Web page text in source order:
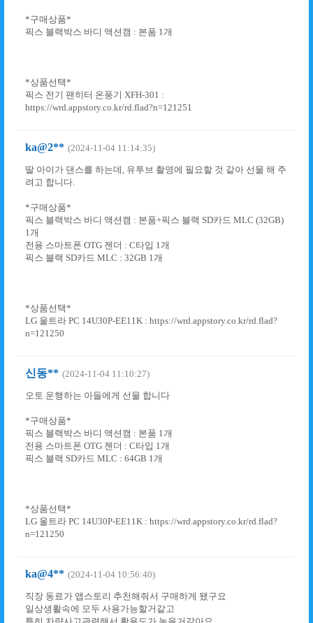
*구매상품*
픽스 블랙박스 바디 액션캠 : 본품 1개
*상품선택*
픽스 전기 팬히터 온풍기 XFH-301 :
https://wrd.appstory.co.kr/rd.flad?n=121251
ka@2** (2024-11-04 11:14:35)
딸 아이가 댄스를 하는데, 유투브 촬영에 필요할 것 같아 선물 해 주
려고 합니다.
*구매상품*
픽스 블랙박스 바디 액션캠 : 본품+픽스 블랙 SD카드 MLC (32GB)
1개
전용 스마트폰 OTG 젠더 : C타입 1개
픽스 블랙 SD카드 MLC : 32GB 1개
*상품선택*
LG 울트라 PC 14U30P-EE11K : https://wrd.appstory.co.kr/rd.flad?
n=121250
신동** (2024-11-04 11:10:27)
오토 운행하는 아들에게 선물 합니다
*구매상품*
픽스 블랙박스 바디 액션캠 : 본품 1개
전용 스마트폰 OTG 젠더 : C타입 1개
픽스 블랙 SD카드 MLC : 64GB 1개
*상품선택*
LG 울트라 PC 14U30P-EE11K : https://wrd.appstory.co.kr/rd.flad?
n=121250
ka@4** (2024-11-04 10:56:40)
직장 동료가 앱스토리 추천해줘서 구매하게 됐구요
일상생활속에 모두 사용가능할거같고